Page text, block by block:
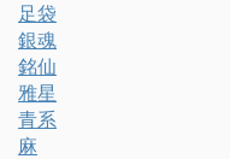
足袋
銀魂
銘仙
雅星
青系
麻